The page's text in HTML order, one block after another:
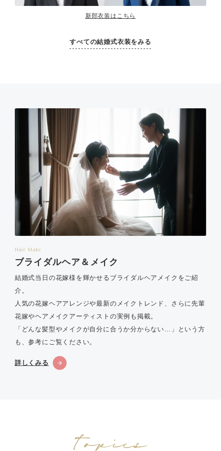
新郎衣装はこちら
すべての結婚式衣装をみる
Hair Make
ブライダルヘア＆メイク
結婚式当日の花嫁様を輝かせるブライダルヘアメイクをご紹
介。
人気の花嫁ヘアアレンジや最新のメイクトレンド、さらに先輩
花嫁やヘアメイクアーティストの実例も掲載。
「どんな髪型やメイクが自分に合うか分からない…」という方
も、参考にご覧ください。
詳しくみる